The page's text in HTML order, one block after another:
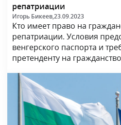
репатриации
Игорь Бикеев,23.09.2023
Кто имеет право на
репатриации. Условия
венгерского паспорта и
претенденту на